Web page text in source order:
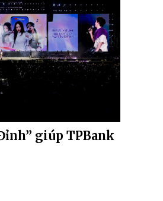
giúp TPBank